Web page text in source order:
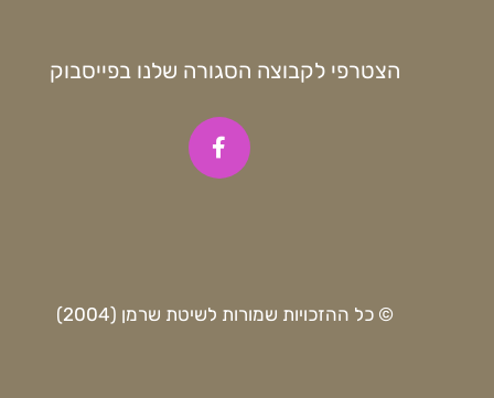
הצטרפי לקבוצה הסגורה שלנו בפייסבוק
© כל ההזכויות שמורות לשיטת שרמן (2004)